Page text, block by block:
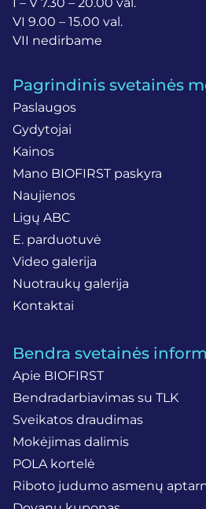
I – V 7.30 – 20.00 val.
VI 9.00 – 15.00 val.
VII nedirbame
Pagrindinis svetainės
Paslaugos
Gydytojai
Kainos
Mano BIOFIRST paskyra
Naujienos
Ligų ABC
E. parduotuvė
Video galerija
Nuotraukų galerija
Kontaktai
Bendra svetainės
Apie BIOFIRST
Bendradarbiavimas su TLK
Sveikatos draudimas
Mokėjimas dalimis
POLA kortelė
Riboto judumo asmenų